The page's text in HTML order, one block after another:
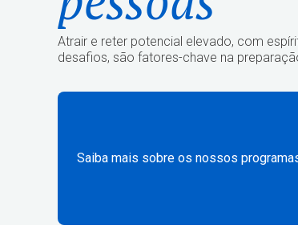
Atrair e reter potencial elevado, com
desafios, são fatores-chave na
Saiba mais sobre os nossos